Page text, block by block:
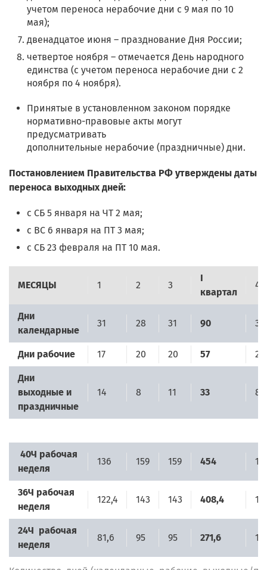
учетом переноса нерабочие дни с 9 мая по 10
мая);
двенадцатое июня – празднование Дня России;
четвертое ноября – отмечается День народного
единства (с учетом переноса нерабочие дни с 2
ноября по 4 ноября).
Принятые в установленном законом порядке
нормативно-правовые акты могут
предусматривать
дополнительные нерабочие (праздничные) дни.
Постановлением Правительства РФ утверждены даты
переноса выходных дней:
с СБ 5 января на ЧТ 2 мая;
с ВС 6 января на ПТ 3 мая;
с СБ 23 февраля на ПТ 10 мая.
МЕСЯЦЫ 1 2 3
I
квартал
4
Дни
календарные
31 28 31 90 30
Дни рабочие 17 20 20 57 22
Дни
выходные и
праздничные
14 8 11 33 8
40Ч рабочая
неделя
136 159 159 454
36Ч рабочая
неделя
122,4 143 143 408,4
24Ч рабочая
неделя
81,6 95 95 271,6